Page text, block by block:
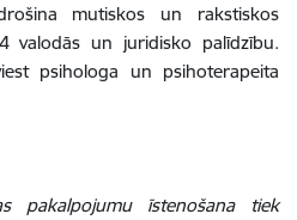
mutiskos un rakstiskos
valodās un juridisko palīdzību.
psihologa un psihoterapeita
pakalpojumu īstenošana tiek